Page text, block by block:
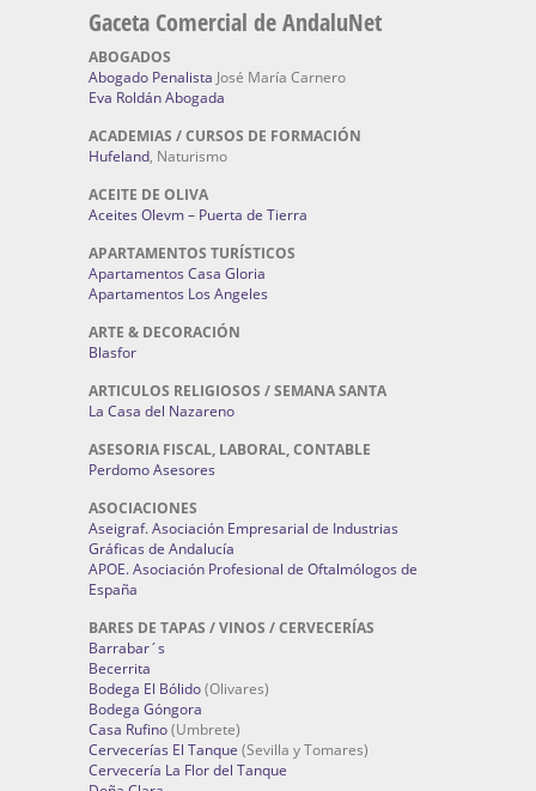
Gaceta Comercial de AndaluNet
ABOGADOS
Abogado Penalista José María Carnero
Eva Roldán Abogada
ACADEMIAS / CURSOS DE FORMACIÓN
Hufeland, Naturismo
ACEITE DE OLIVA
Aceites Olevm – Puerta de Tierra
APARTAMENTOS TURÍSTICOS
Apartamentos Casa Gloria
Apartamentos Los Angeles
ARTE & DECORACIÓN
Blasfor
ARTICULOS RELIGIOSOS / SEMANA SANTA
La Casa del Nazareno
ASESORIA FISCAL, LABORAL, CONTABLE
Perdomo Asesores
ASOCIACIONES
Aseigraf. Asociación Empresarial de Industrias
Gráficas de Andalucía
APOE. Asociación Profesional de Oftalmólogos de
España
BARES DE TAPAS / VINOS / CERVECERÍAS
Barrabar´s
Becerrita
Bodega El Bólido(Olivares)
Bodega Góngora
Casa Rufino(Umbrete)
Cervecerías El Tanque (Sevilla y Tomares)
Cervecería La Flor del Tanque